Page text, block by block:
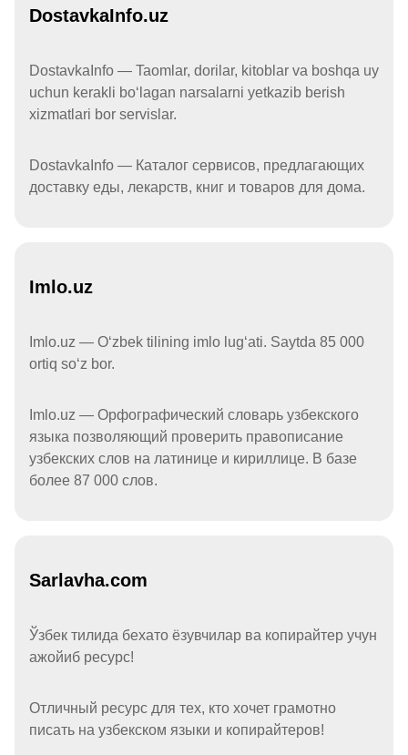
DostavkaInfo.uz
DostavkaInfo — Taomlar, dorilar, kitoblar va boshqa uy
uchun kerakli boʻlagan narsalarni yetkazib berish
xizmatlari bor servislar.
DostavkaInfo — Каталог сервисов, предлагающих
доставку еды, лекарств, книг и товаров для дома.
Imlo.uz
Imlo.uz — Oʻzbek tilining imlo lugʻati. Saytda 85 000
ortiq soʻz bor.
Imlo.uz — Орфографический словарь узбекского
языка позволяющий проверить правописание
узбекских слов на латинице и кириллице. В базе
более 87 000 слов.
Sarlavha.com
Ўзбек тилида бехато ёзувчилар ва копирайтер учун
ажойиб ресурс!
Отличный ресурс для тех, кто хочет грамотно
писать на узбекском языки и копирайтеров!